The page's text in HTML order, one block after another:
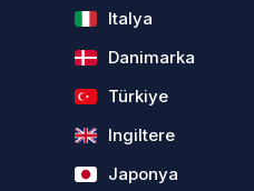
Italya
Danimarka
Türkiye
Ingiltere
Japonya